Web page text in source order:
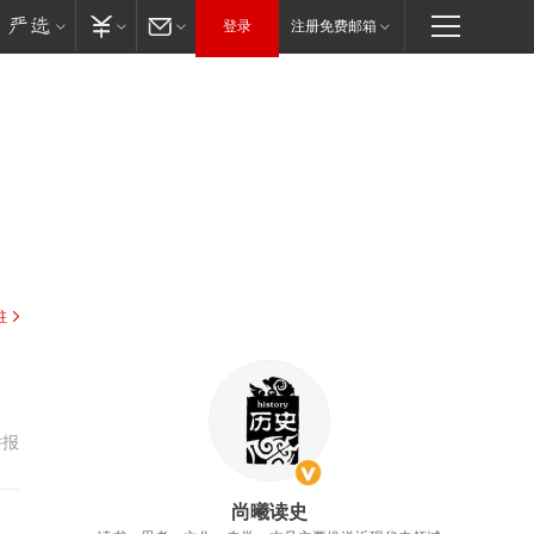
登录 注册免费邮箱
尚曦读史